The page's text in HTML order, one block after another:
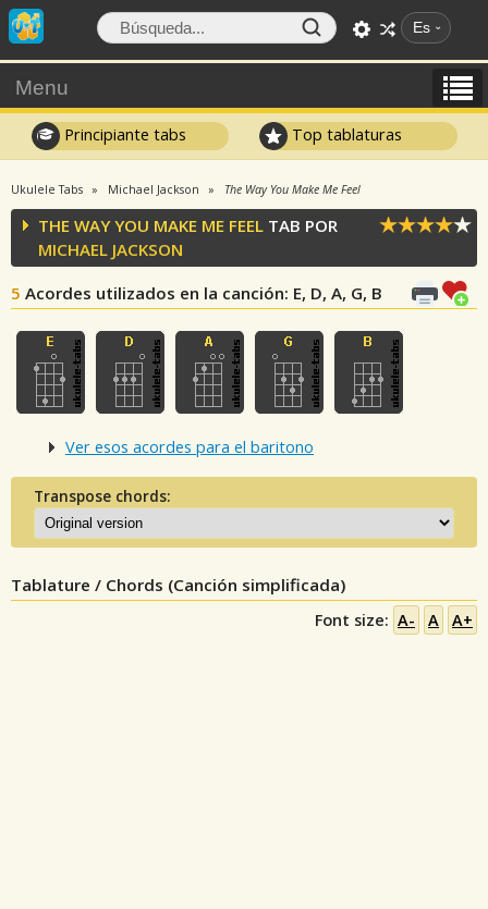
Es
Menu
Principiante tabs Top tablaturas
Ukulele Tabs Michael Jackson The Way You Make Me Feel
THE WAY YOU MAKE ME FEEL TAB POR
MICHAEL JACKSON
5 Acordes utilizados en la canción: E, D, A, G, B
Ver esos acordes para el baritono
Transpose chords:
Tablature / Chords (Canción simplificada)
Font size: A- A A+